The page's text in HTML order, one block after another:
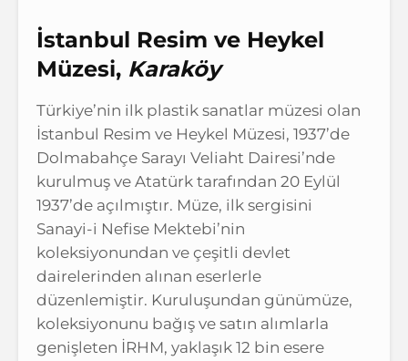
İstanbul Resim ve Heykel
Müzesi, Karaköy
Türkiye’nin ilk plastik sanatlar müzesi olan
İstanbul Resim ve Heykel Müzesi, 1937’de
Dolmabahçe Sarayı Veliaht Dairesi’nde
kurulmuş ve Atatürk tarafından 20 Eylül
1937’de açılmıştır. Müze, ilk sergisini
Sanayi-i Nefise Mektebi’nin
koleksiyonundan ve çeşitli devlet
dairelerinden alınan eserlerle
düzenlemiştir. Kuruluşundan günümüze,
koleksiyonunu bağış ve satın alımlarla
genişleten İRHM, yaklaşık 12 bin esere